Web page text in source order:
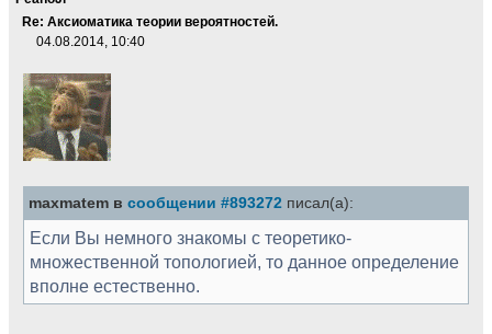
Re: Аксиоматика теории вероятностей.
04.08.2014, 10:40
maxmatem в сообщении #893272 писал(а):
Если Вы немного знакомы с теоретико-
множественной топологией, то данное определение
вполне естественно.